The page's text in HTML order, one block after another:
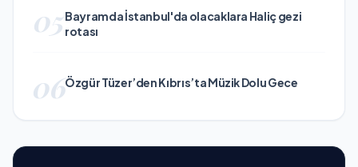
05Bayramda İstanbul'da olacaklara Haliç gezi
rotası
06Özgür Tüzer’den Kıbrıs’ta Müzik Dolu Gece